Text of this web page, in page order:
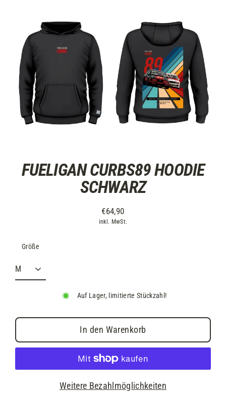
FUELIGAN CURBS89 HOODIE
SCHWARZ
€64,90
inkl. MwSt.
Größe
Auf Lager, limitierte Stückzahl!
In den Warenkorb
Weitere Bezahlmöglichkeiten